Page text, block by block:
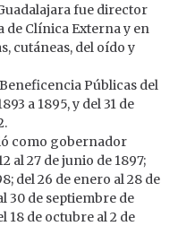
fue director
de Clínica Externa y en
cutáneas, del oído y
Públicas del
a 1895, y del 31 de
como gobernador
al 27 de junio de 1897;
del 26 de enero al 28 de
30 de septiembre de
18 de octubre al 2 de